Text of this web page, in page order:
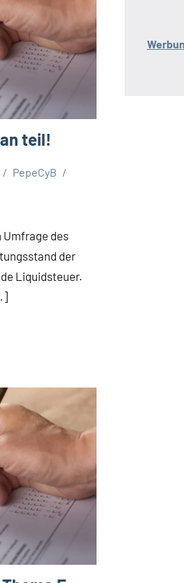
teil!
PepeCyB
Umfrage des
der
Liquidsteuer.